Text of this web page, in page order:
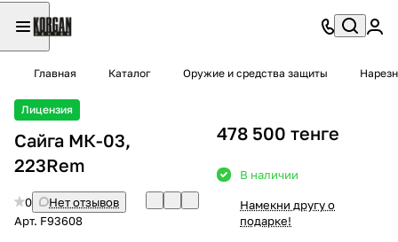
Главная Каталог Оружие и средства защиты
Лицензия
Сайга МК-03,
223Rem
0
Нет отзывов
Арт. F93608
478 500 тенге
В наличии
Намекни другу о
подарке!